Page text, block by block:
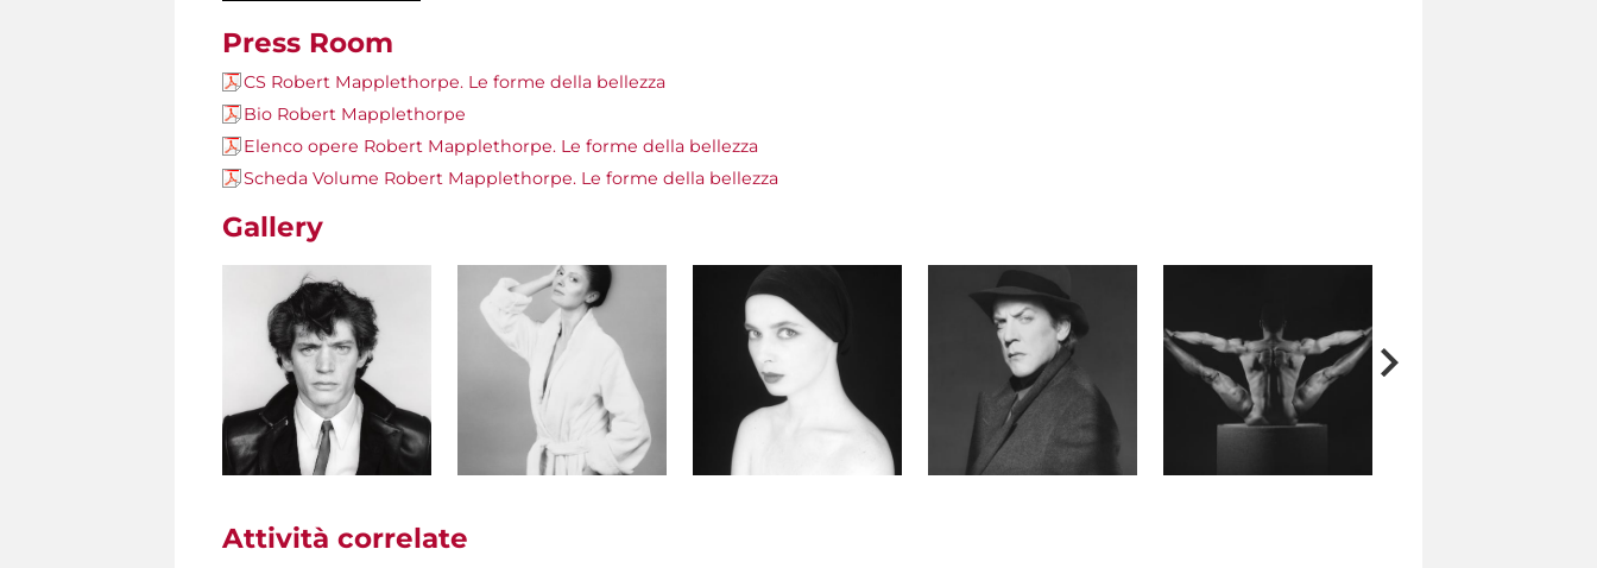
Press Room
CS Robert Mapplethorpe. Le forme della bellezza
Bio Robert Mapplethorpe
Elenco opere Robert Mapplethorpe. Le forme della bellezza
Scheda Volume Robert Mapplethorpe. Le forme della bellezza
Gallery
Attività correlate